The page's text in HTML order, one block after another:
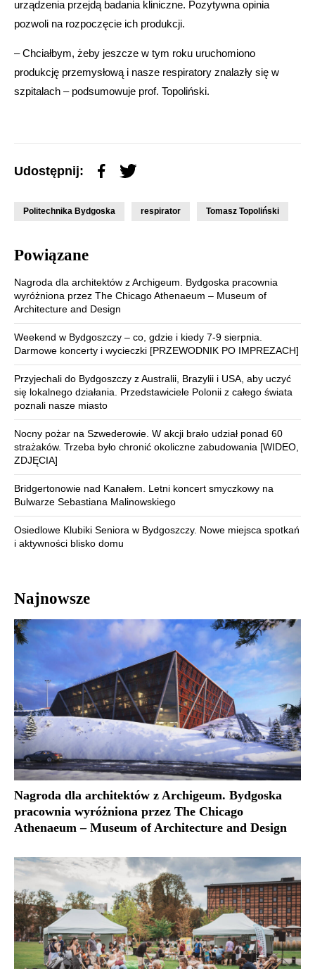
urządzenia przejdą badania kliniczne. Pozytywna opinia
pozwoli na rozpoczęcie ich produkcji.
– Chciałbym, żeby jeszcze w tym roku uruchomiono
produkcję przemysłową i nasze respiratory znalazły się w
szpitalach – podsumowuje prof. Topoliński.
Udostępnij:
Politechnika Bydgoska respirator Tomasz Topoliński
Powiązane
Nagroda dla architektów z Archigeum. Bydgoska pracownia
wyróżniona przez The Chicago Athenaeum – Museum of
Architecture and Design
Weekend w Bydgoszczy – co, gdzie i kiedy 7-9 sierpnia.
Darmowe koncerty i wycieczki [PRZEWODNIK PO IMPREZACH]
Przyjechali do Bydgoszczy z Australii, Brazylii i USA, aby uczyć
się lokalnego działania. Przedstawiciele Polonii z całego świata
poznali nasze miasto
Nocny pożar na Szwederowie. W akcji brało udział ponad 60
strażaków. Trzeba było chronić okoliczne zabudowania [WIDEO,
ZDJĘCIA]
Bridgertonowie nad Kanałem. Letni koncert smyczkowy na
Bulwarze Sebastiana Malinowskiego
Osiedlowe Klubiki Seniora w Bydgoszczy. Nowe miejsca spotkań
i aktywności blisko domu
Najnowsze
Nagroda dla architektów z Archigeum. Bydgoska
pracownia wyróżniona przez The Chicago
Athenaeum – Museum of Architecture and Design